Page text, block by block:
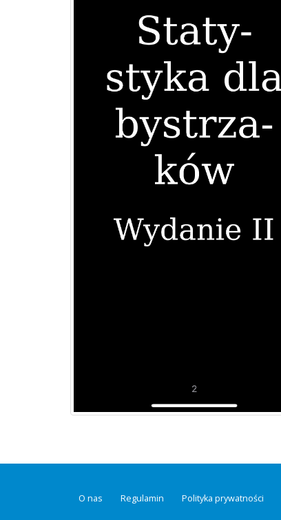
O nas Regulamin Polityka prywatności